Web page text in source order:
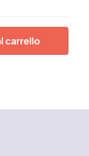
carrello